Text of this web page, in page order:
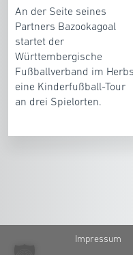
An der Seite seines
Partners Bazookagoal
startet der
Württembergische
Fußballverband im
eine Kinderfußball-Tour
an drei Spielorten.
Impressum